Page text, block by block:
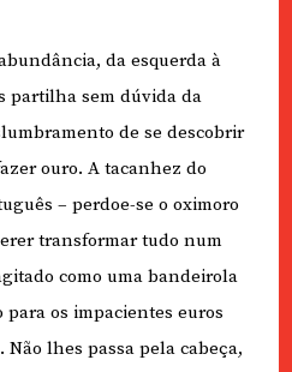
da esquerda à
partilha sem dúvida da
de se descobrir
ouro. A tacanhez do
– perdoe-se o oximoro
transformar tudo num
como uma bandeirola
os impacientes euros
lhes passa pela cabeça,